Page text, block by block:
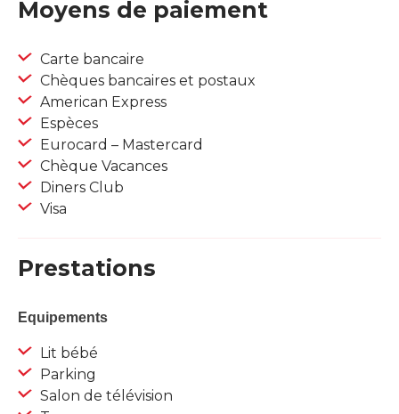
Moyens de paiement
Carte bancaire
Chèques bancaires et postaux
American Express
Espèces
Eurocard – Mastercard
Chèque Vacances
Diners Club
Visa
Prestations
Equipements
Lit bébé
Parking
Salon de télévision